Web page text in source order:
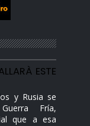
ESTE
y Rusia se
Fría,
que a esa